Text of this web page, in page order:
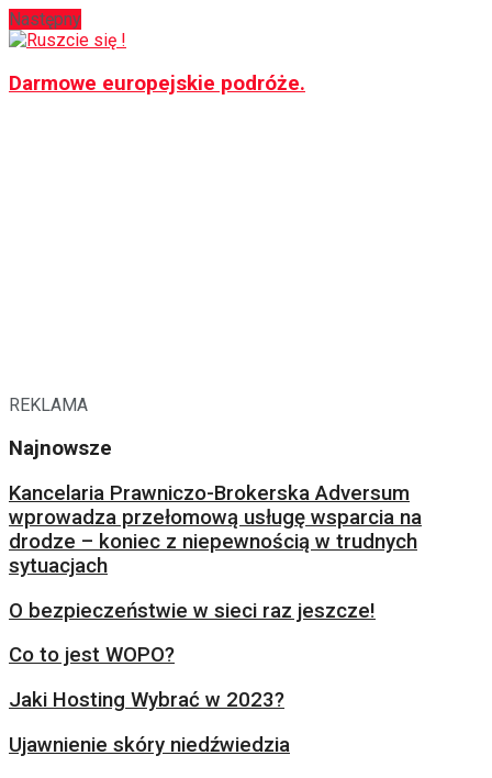
Następny
Darmowe europejskie podróże.
REKLAMA
Najnowsze
Kancelaria Prawniczo-Brokerska Adversum
wprowadza przełomową usługę wsparcia na
drodze – koniec z niepewnością w trudnych
sytuacjach
O bezpieczeństwie w sieci raz jeszcze!
Co to jest WOPO?
Jaki Hosting Wybrać w 2023?
Ujawnienie skóry niedźwiedzia